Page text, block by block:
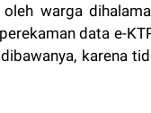
warga
data e-
karena